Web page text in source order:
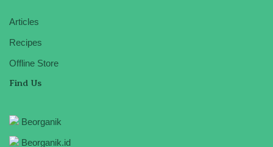
Articles
Recipes
Offline Store
Find Us
Beorganik
Beorganik.id